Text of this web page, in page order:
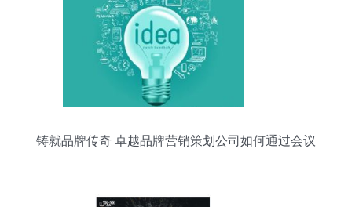
铸就品牌传奇 卓越品牌营销策划公司如何通过会议